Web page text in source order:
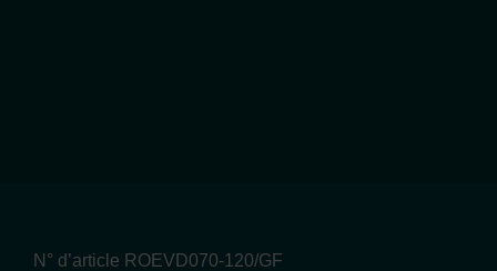
N° d’article ROEVD070-120/GF